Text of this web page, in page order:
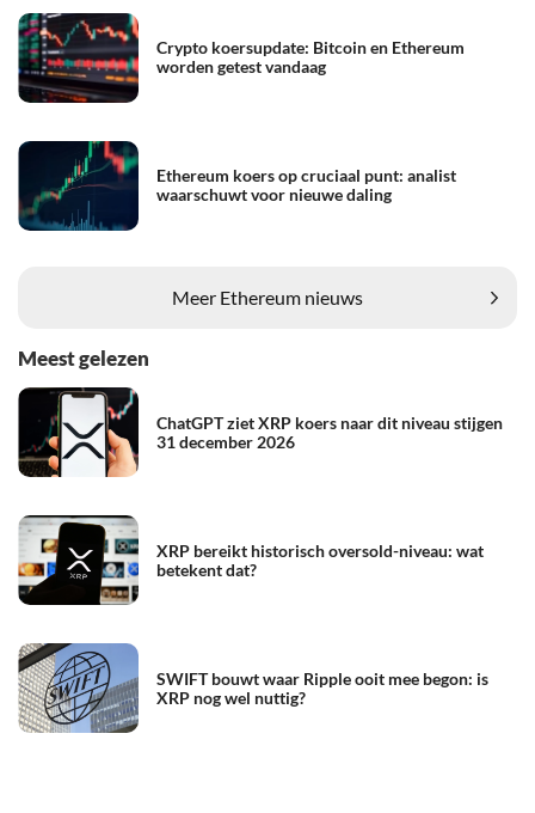
Crypto koersupdate: Bitcoin en Ethereum
worden getest vandaag
Ethereum koers op cruciaal punt: analist
waarschuwt voor nieuwe daling
Meer Ethereum nieuws
Meest gelezen
ChatGPT ziet XRP koers naar dit niveau stijgen
31 december 2026
XRP bereikt historisch oversold-niveau: wat
betekent dat?
SWIFT bouwt waar Ripple ooit mee begon: is
XRP nog wel nuttig?